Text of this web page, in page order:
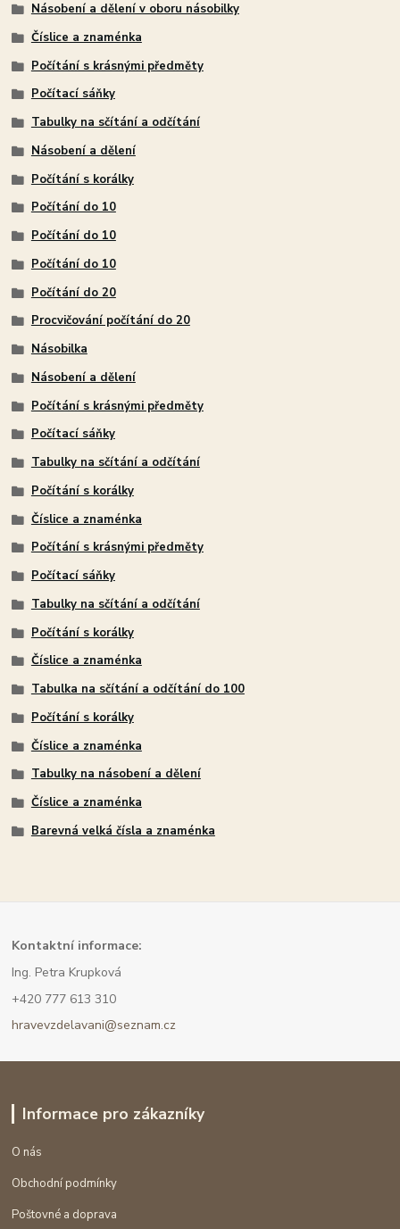
Násobení a dělení v oboru násobilky
Číslice a znaménka
Počítání s krásnými předměty
Počítací sáňky
Tabulky na sčítání a odčítání
Násobení a dělení
Počítání s korálky
Počítání do 10
Počítání do 10
Počítání do 10
Počítání do 20
Procvičování počítání do 20
Násobilka
Násobení a dělení
Počítání s krásnými předměty
Počítací sáňky
Tabulky na sčítání a odčítání
Počítání s korálky
Číslice a znaménka
Počítání s krásnými předměty
Počítací sáňky
Tabulky na sčítání a odčítání
Počítání s korálky
Číslice a znaménka
Tabulka na sčítání a odčítání do 100
Počítání s korálky
Číslice a znaménka
Tabulky na násobení a dělení
Číslice a znaménka
Barevná velká čísla a znaménka
Kontaktní informace:
Ing. Petra Krupková
+420 777 613 310
hravevzdelavani@seznam.cz
Informace pro zákazníky
O nás
Obchodní podmínky
Poštovné a doprava